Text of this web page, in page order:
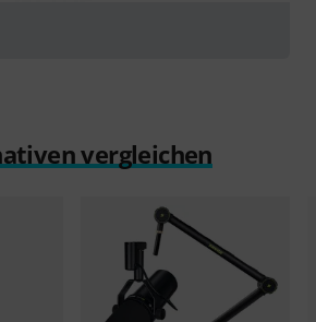
vergleichen